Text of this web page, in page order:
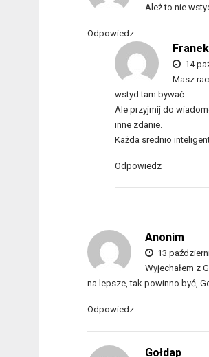
Ależ to nie
Odpowiedz
Franek
14
Masz
wstyd tam bywać.
Ale przyjmij do
inne zdanie.
Każda srednio
Odpowiedz
Anonim
13
Wyjechałem z
na lepsze, tak powinno być,
Odpowiedz
Gołdap